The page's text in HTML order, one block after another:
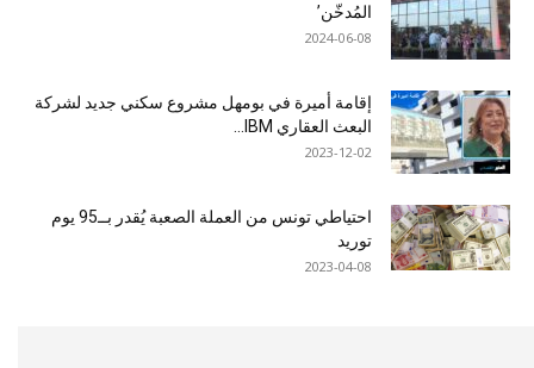
المُدخّن’
2024-06-08
إقامة أميرة في بومهل مشروع سكني جديد لشركة
البعث العقاري IBM...
2023-12-02
احتياطي تونس من العملة الصعبة يُقدر بــ95 يوم
توريد
2023-04-08